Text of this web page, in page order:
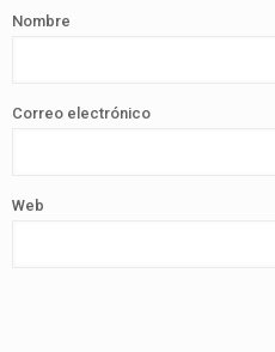
Nombre
Correo electrónico
Web